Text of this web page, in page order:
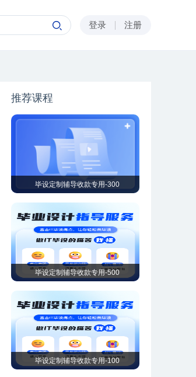
登录 注册
推荐课程
毕设定制辅导收款专用-300
毕设定制辅导收款专用-500
毕设定制辅导收款专用-100